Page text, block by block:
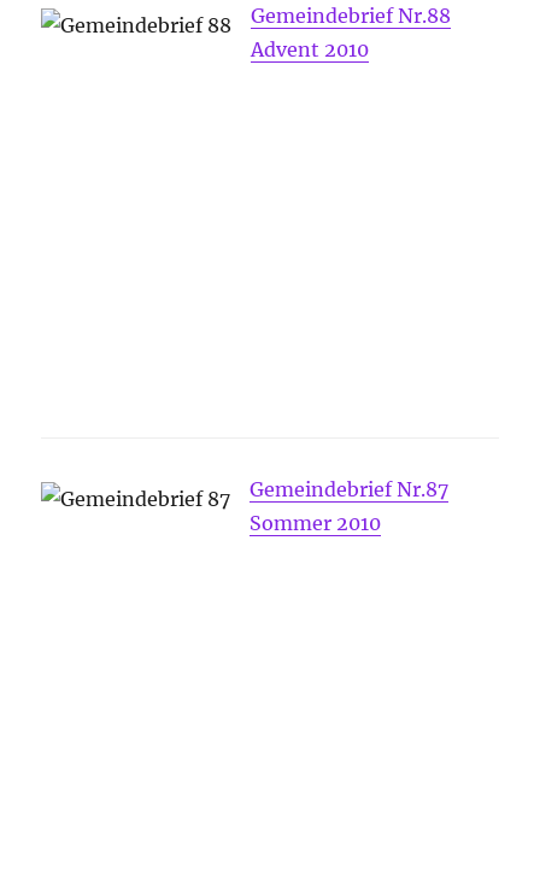
Gemeindebrief Nr.88
Advent 2010
Gemeindebrief Nr.87
Sommer 2010